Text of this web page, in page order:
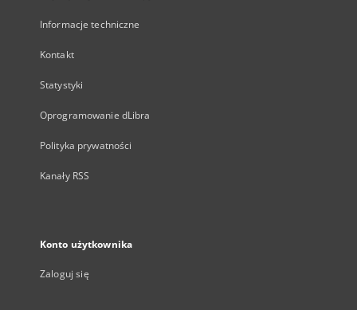
Informacje techniczne
Kontakt
Statystyki
Oprogramowanie dLibra
Polityka prywatności
Kanały RSS
Konto użytkownika
Zaloguj się